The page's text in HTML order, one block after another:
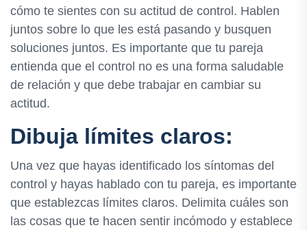
cómo te sientes con su actitud de control. Hablen
juntos sobre lo que les está pasando y busquen
soluciones juntos. Es importante que tu pareja
entienda que el control no es una forma saludable
de relación y que debe trabajar en cambiar su
actitud.
Dibuja límites claros:
Una vez que hayas identificado los síntomas del
control y hayas hablado con tu pareja, es importante
que establezcas límites claros. Delimita cuáles son
las cosas que te hacen sentir incómodo y establece